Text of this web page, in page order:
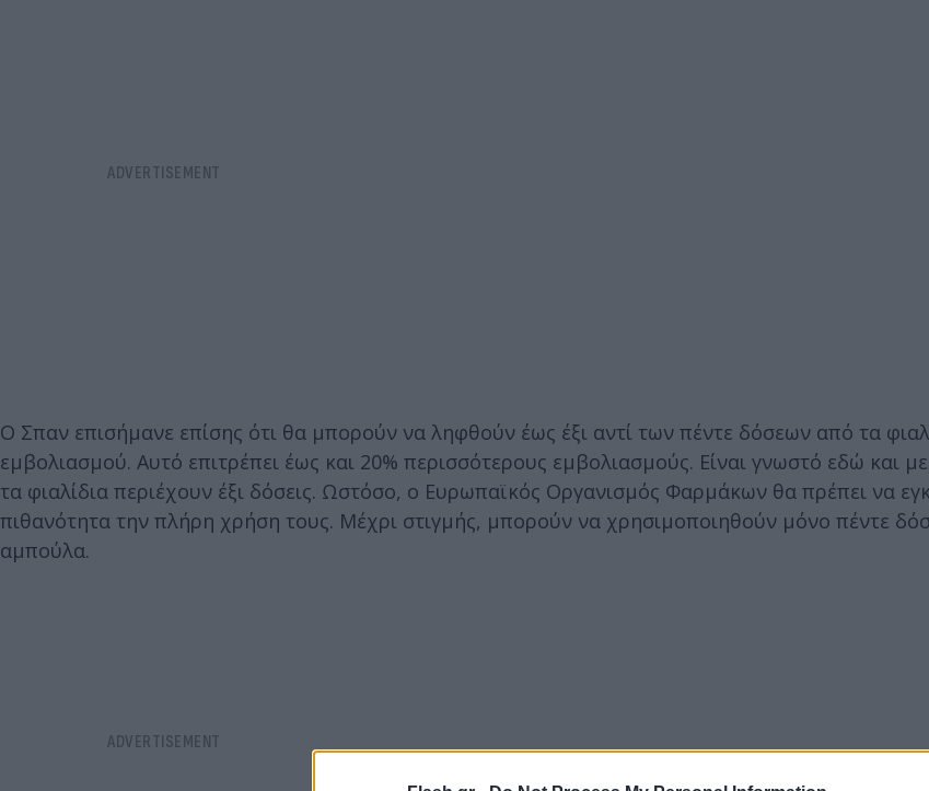
Ο Σπαν επισήμανε επίσης ότι θα μπορούν να ληφθούν έως έξι αντί των πέντε δόσεων από τα
εμβολιασμού. Αυτό επιτρέπει έως και 20% περισσότερους εμβολιασμούς. Είναι γνωστό εδώ και
τα φιαλίδια περιέχουν έξι δόσεις. Ωστόσο, ο Ευρωπαϊκός Οργανισμός Φαρμάκων θα πρέπει να
πιθανότητα την πλήρη χρήση τους. Μέχρι στιγμής, μπορούν να χρησιμοποιηθούν μόνο πέντε
αμπούλα.